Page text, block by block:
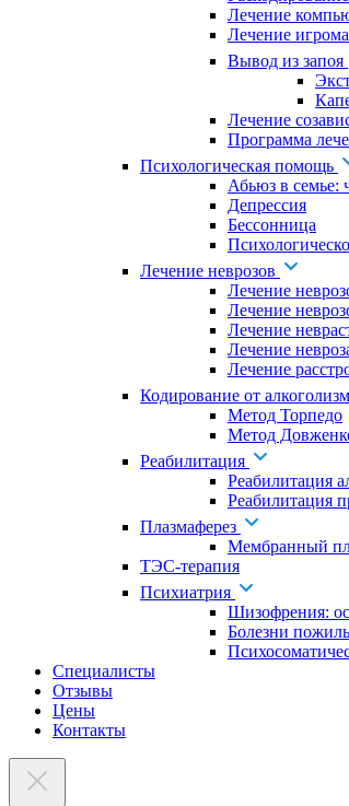
Лечение
Лечение
Вывод из запоя
Лечение
Программа
Психологическая помощь
Абьюз в семье:
Депрессия
Бессонница
Лечение неврозов
Лечение
Лечение
Лечение
Лечение
Лечение
Кодирование от
Метод Торпедо
Метод
Реабилитация
Реабилитация
Реабилитация
Плазмаферез
Мембранный
ТЭС-терапия
Психиатрия
Шизофрения:
Болезни
Специалисты
Отзывы
Цены
Контакты